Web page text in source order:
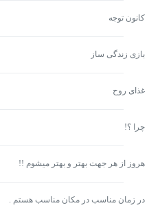
کانون توجه
بازی زندگی ساز
غذای روح
چرا ؟!
هروز از هر جهت بهتر و بهتر میشوم !!
در زمان مناسب در مکان مناسب هستم .